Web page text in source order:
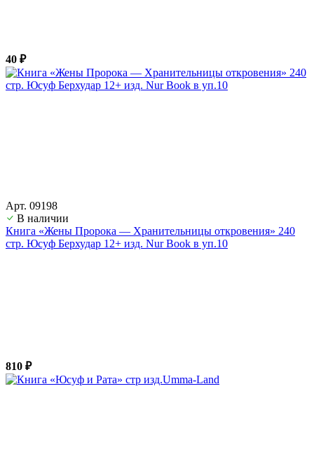
40 ₽
Арт. 09198
В наличии
Книга «Жены Пророка — Хранительницы откровения» 240
стр. Юсуф Берхудар 12+ изд. Nur Book в уп.10
810 ₽